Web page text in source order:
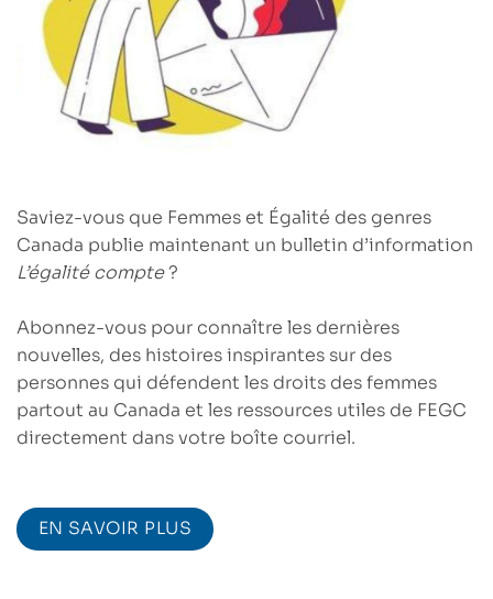
Saviez-vous que Femmes et Égalité des genres
Canada publie maintenant un bulletin d’information
L’égalité compte?
Abonnez-vous pour connaître les dernières
nouvelles, des histoires inspirantes sur des
personnes qui défendent les droits des femmes
partout au Canada et les ressources utiles de FEGC
directement dans votre boîte courriel.
EN SAVOIR PLUS